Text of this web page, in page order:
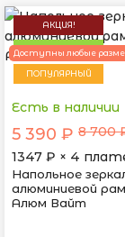
АКЦИЯ!
НОВИНКА
ПОПУЛЯРНЫЙ
Доступны любые
Есть в наличии
5 390 ₽ 8 700
1347 ₽ × 4
Напольное
алюминиевой
Алюм Вайт